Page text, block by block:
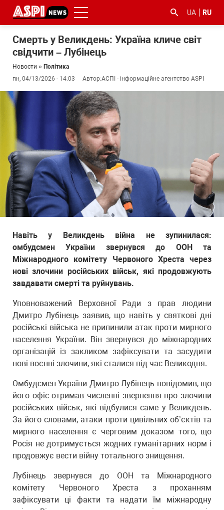
UA RU
Смерть у Великдень: Україна кличе світ
свідчити – Лубінець
Новости » Політика
пн, 04/13/2026 - 14:03
Автор:АСПІ - інформаційне агентство ASPI
Навіть у Великдень війна не зупинилася:
омбудсмен України звернувся до ООН та
Міжнародного комітету Червоного Хреста через
нові злочини російських військ, які продовжують
завдавати смерті та руйнувань.
Уповноважений Верховної Ради з прав людини
Дмитро Лубінець заявив, що навіть у святкові дні
російські війська не припинили атак проти мирного
населення України. Він звернувся до міжнародних
організацій із закликом зафіксувати та засудити
нові воєнні злочини, які сталися під час Великодня.
Омбудсмен України Дмитро Лубінець повідомив, що
його офіс отримав численні звернення про злочини
російських військ, які відбулися саме у Великдень.
За його словами, атаки проти цивільних об’єктів та
мирного населення є черговим доказом того, що
Росія не дотримується жодних гуманітарних норм і
продовжує вести війну тотального знищення.
Лубінець звернувся до ООН та Міжнародного
комітету Червоного Хреста з проханням
зафіксувати ці факти та надати їм міжнародну
#ООС
#боротьба
корупцією
#гфс #Киев